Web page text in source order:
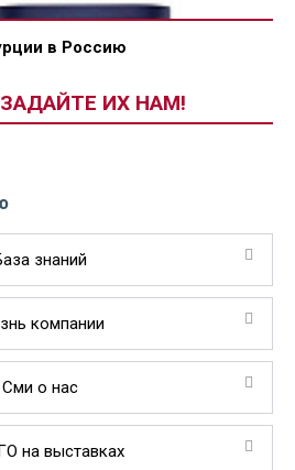
в Россию
ИХ НАМ!
знаний
компании
Сми о нас
на выставках